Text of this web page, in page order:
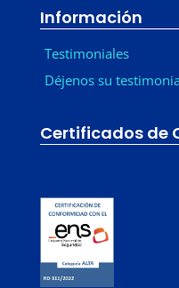
Información
Testimoniales
Déjenos su
Certificados de